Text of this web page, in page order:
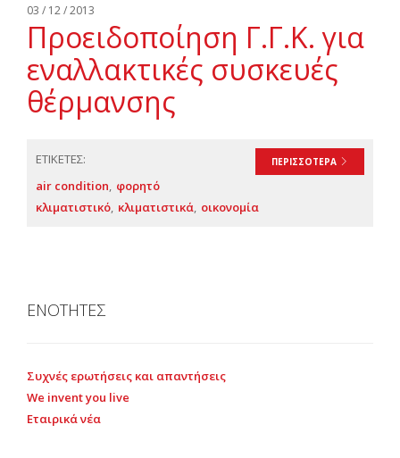
03 / 12 / 2013
Προειδοποίηση Γ.Γ.Κ. για
εναλλακτικές συσκευές
θέρμανσης
ΠΕΡΙΣΣΟΤΕΡΑ
ΕΤΙΚΕΤΕΣ:
air condition φορητό
κλιματιστικό κλιματιστικά οικονομία
ΕΝΟΤΗΤΕΣ
Συχνές ερωτήσεις και απαντήσεις
We invent you live
Εταιρικά νέα